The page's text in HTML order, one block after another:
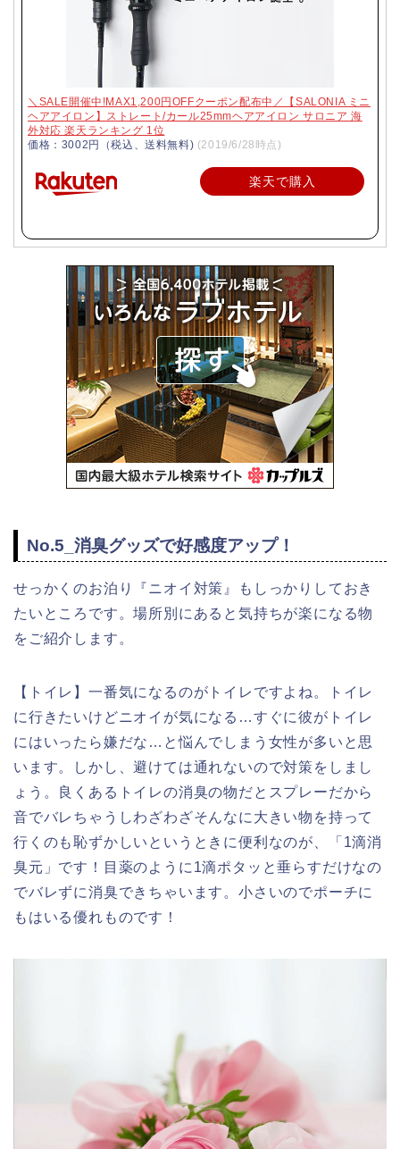
＼SALE開催中!MAX1,200円OFFクーポン配布中／【SALONIA ミニ
ヘアアイロン】ストレート/カール25mmヘアアイロン サロニア 海
外対応 楽天ランキング 1位
価格：3002円（税込、送料無料) (2019/6/28時点)
楽天で購入
No.5_消臭グッズで好感度アップ！
せっかくのお泊り『ニオイ対策』もしっかりしておき
たいところです。場所別にあると気持ちが楽になる物
をご紹介します。
【トイレ】一番気になるのがトイレですよね。トイレ
に行きたいけどニオイが気になる…すぐに彼がトイレ
にはいったら嫌だな…と悩んでしまう女性が多いと思
います。しかし、避けては通れないので対策をしまし
ょう。良くあるトイレの消臭の物だとスプレーだから
音でバレちゃうしわざわざそんなに大きい物を持って
行くのも恥ずかしいというときに便利なのが、「1滴消
臭元」です！目薬のように1滴ポタッと垂らすだけなの
でバレずに消臭できちゃいます。小さいのでポーチに
もはいる優れものです！